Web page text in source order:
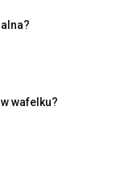
wafelku?